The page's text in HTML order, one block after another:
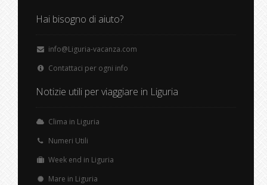
Hai bisogno di aiuto?
info@Liguria-vacanza.com
Contattaci per ogni info
Notizie utili per viaggiare in Liguria
Clima in Liguria
Numeri Utili
Week end in Liguria
Mare in Liguria